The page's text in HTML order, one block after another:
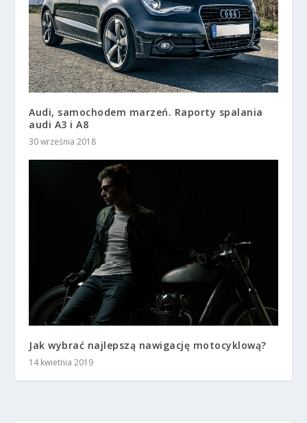
Audi, samochodem marzeń. Raporty spalania
audi A3 i A8
30 września 2018
Jak wybrać najlepszą nawigację motocyklową?
14 kwietnia 2019